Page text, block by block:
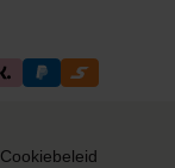
Cookiebeleid